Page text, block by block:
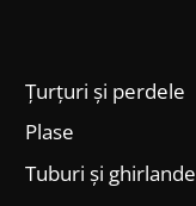
Țurțuri și perdele
Plase
Tuburi și ghirlande